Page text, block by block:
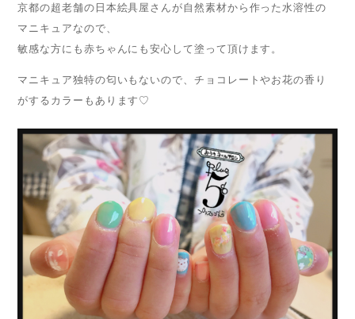
京都の超老舗の日本絵具屋さんが自然素材から作った水溶性の
マニキュアなので、
敏感な方にも赤ちゃんにも安心して塗って頂けます。
マニキュア独特の匂いもないので、チョコレートやお花の香り
がするカラーもあります♡